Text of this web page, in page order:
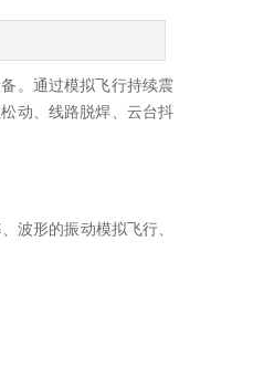
。通过模拟飞行持续震
动、线路脱焊、云台抖
波形的振动模拟飞行、